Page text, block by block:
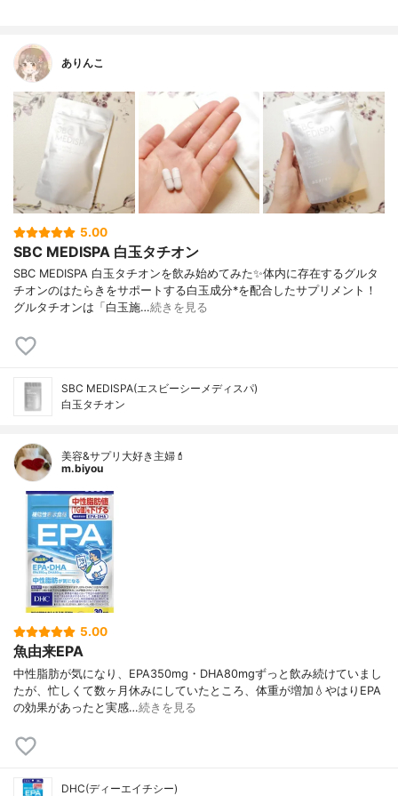
ありんこ
5.00
SBC MEDISPA 白玉タチオン
SBC MEDISPA 白玉タチオンを飲み始めてみた✨体内に存在するグルタ
チオンのはたらきをサポートする白玉成分*を配合したサプリメント！
グルタチオンは「白玉施…続きを見る
SBC MEDISPA(エスビーシーメディスパ)
白玉タチオン
美容&サプリ大好き主婦💄
m.biyou
5.00
魚由来EPA
中性脂肪が気になり、EPA350mg・DHA80mgずっと飲み続けていまし
たが、忙しくて数ヶ月休みにしていたところ、体重が増加💧やはりEPA
の効果があったと実感…続きを見る
DHC(ディーエイチシー)